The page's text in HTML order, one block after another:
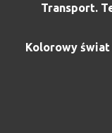
Transport.
Kolorowy